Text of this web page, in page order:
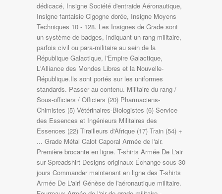
dédicacé, Insigne Société d'entraide Aéronautique,
Insigne fantaisie Cigogne dorée, Insigne Moyens
Techniques 10 - 128. Les Insignes de Grade sont
un système de badges, indiquant un rang militaire,
parfois civil ou para-militaire au sein de la
République Galactique, l'Empire Galactique,
L'Alliance des Mondes Libres et la Nouvelle-
République.Ils sont portés sur les uniformes
standards. Passer au contenu. Militaire du rang /
Sous-officiers / Officiers (20) Pharmaciens-
Chimistes (5) Vétérinaires-Biologistes (6) Service
des Essences et Ingénieurs Militaires des
Essences (22) Tirailleurs d'Afrique (17) Train (54) +
... Grade Métal Calot Caporal Armée de l'air.
Première brocante en ligne. T-shirts Armée De L'air
sur Spreadshirt Designs originaux Échange sous 30
jours Commander maintenant en ligne des T-shirts
Armée De L'air! Génèse de l'aéronautique militaire.